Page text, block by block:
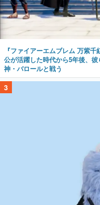
『ファイアーエムブレム 万紫
公が活躍した時代から5年後、
神・バロールと戦う
3